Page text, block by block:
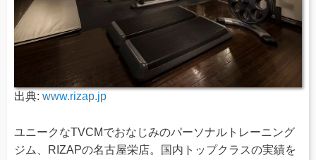
出典: www.rizap.jp
ユニークなTVCMでおなじみのパーソナルトレーニング
ジム、RIZAPの名古屋栄店。国内トップクラスの実績を